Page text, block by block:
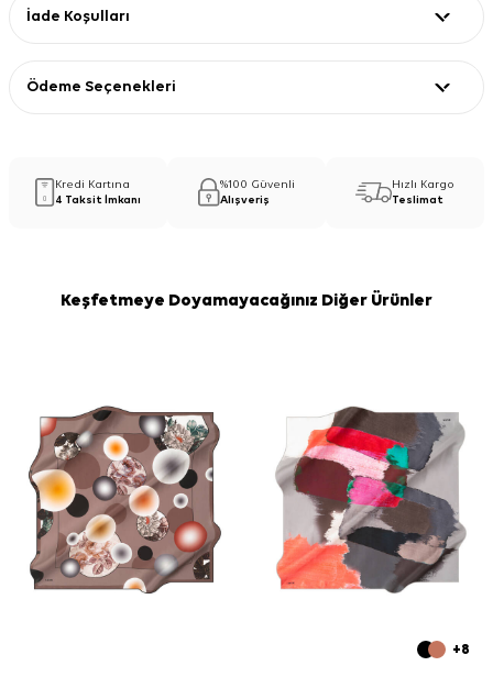
İade Koşulları
Ödeme Seçenekleri
Kredi Kartına
4 Taksit İmkanı
%100 Güvenli
Alışveriş
Hızlı Kargo
Teslimat
Keşfetmeye Doyamayacağınız Diğer Ürünler
+8